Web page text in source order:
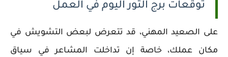
توقعات برج الثور اليوم في العمل
على الصعيد المهني، قد تتعرض لبعض التشويش في
مكان عملك، خاصة إن تداخلت المشاعر في سياق